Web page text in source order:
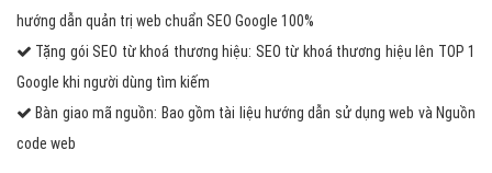
hướng dẫn quản trị web chuẩn SEO Google 100%
Tặng gói SEO từ khoá thương hiệu: SEO từ khoá thương hiệu lên TOP 1
Google khi người dùng tìm kiếm
Bàn giao mã nguồn: Bao gồm tài liệu hướng dẫn sử dụng web và Nguồn
code web